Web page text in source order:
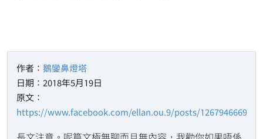
作者： 鵝鑾鼻燈塔
日期：2018年5月19日
原文：
https://www.facebook.com/ellan.ou.9/posts/